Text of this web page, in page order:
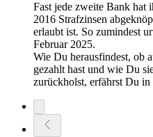
Fast jede zweite Bank hat
2016 Strafzinsen
erlaubt ist. So zumindest
Februar 2025.
Wie Du herausfindest, ob
gezahlt hast und wie Du
zurückholst, erfährst Du in